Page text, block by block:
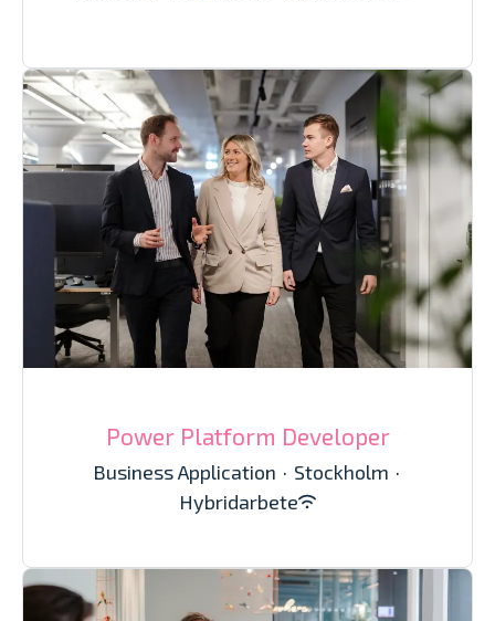
Power Platform Developer
Business Application · Stockholm ·
Hybridarbete